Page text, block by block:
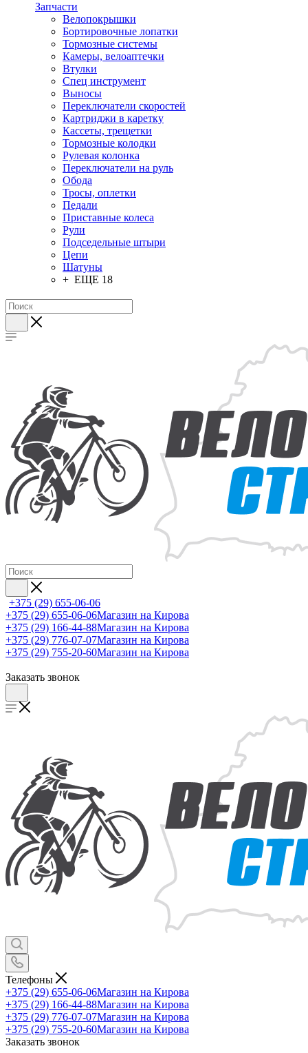
Запчасти
Велопокрышки
Бортировочные лопатки
Тормозные системы
Камеры, велоаптечки
Втулки
Спец инструмент
Выносы
Переключатели скоростей
Картриджи в каретку
Кассеты, трещетки
Тормозные колодки
Рулевая колонка
Переключатели на руль
Обода
Тросы, оплетки
Педали
Приставные колеса
Рули
Подседельные штыри
Цепи
Шатуны
+ ЕЩЕ 18
+375 (29) 655-06-06
+375 (29) 655-06-06Магазин на Кирова
+375 (29) 166-44-88Магазин на Кирова
+375 (29) 776-07-07Магазин на Кирова
+375 (29) 755-20-60Магазин на Кирова
Заказать звонок
Телефоны
+375 (29) 655-06-06Магазин на Кирова
+375 (29) 166-44-88Магазин на Кирова
+375 (29) 776-07-07Магазин на Кирова
+375 (29) 755-20-60Магазин на Кирова
Заказать звонок